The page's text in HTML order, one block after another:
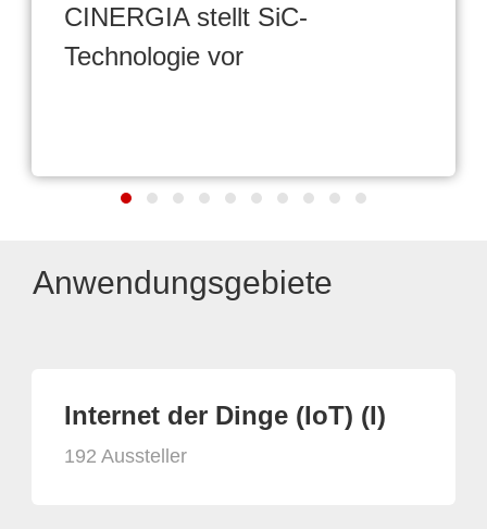
CINERGIA stellt SiC-
Technologie vor
Anwendungsgebiete
Internet der Dinge (IoT) (I)
192 Aussteller